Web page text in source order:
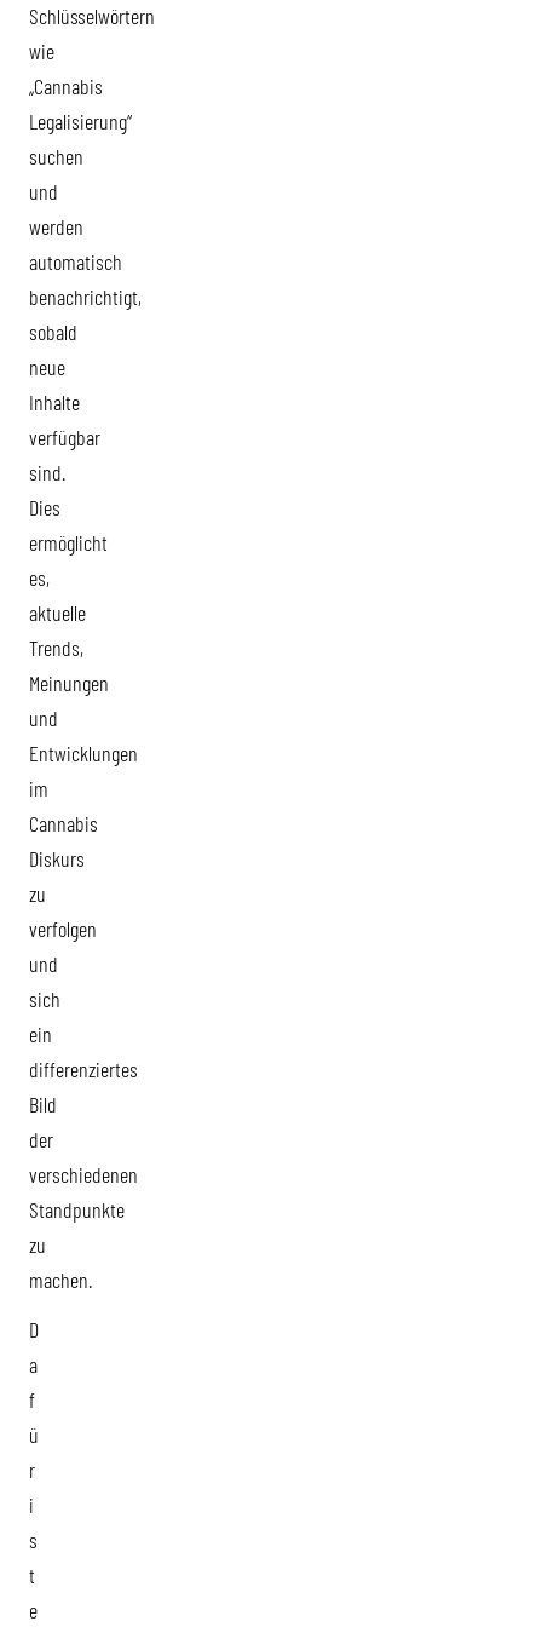
Schlüsselwörtern
wie
„Cannabis
Legalisierung“
suchen
und
werden
automatisch
benachrichtigt,
sobald
neue
Inhalte
verfügbar
sind.
Dies
ermöglicht
es,
aktuelle
Trends,
Meinungen
und
Entwicklungen
im
Cannabis
Diskurs
zu
verfolgen
und
sich
ein
differenziertes
Bild
der
verschiedenen
Standpunkte
zu
machen.
D
a
f
ü
r
i
s
t
e